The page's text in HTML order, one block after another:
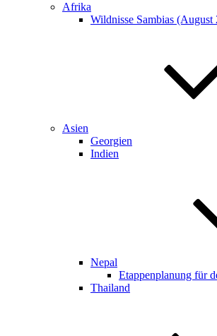
Afrika
Wildnisse Sambias (August
Asien
Georgien
Indien
Nepal
Etappenplanung für
Thailand